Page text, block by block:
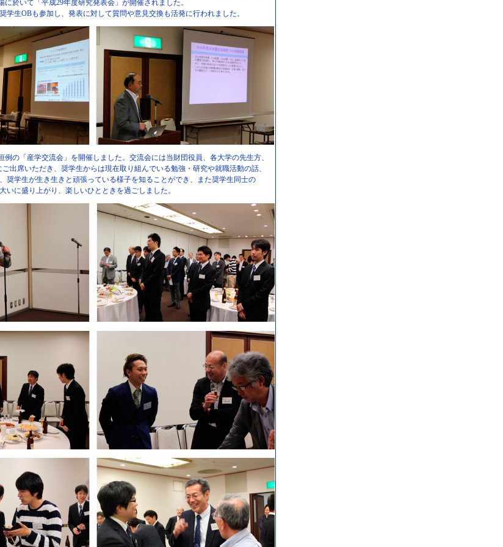
に於いて「平成29年度研究発表会」が開催されました。
生OBも参加し、発表に対して質問や意見交換も活発に行われました。
例の「産学交流会」を開催しました。交流会には当財団役員、各大学の先生方、
出席いただき、奨学生からは現在取り組んでいる勉強・研究や就職活動の話、
奨学生が生き生きと頑張っている様子を知ることができ、また奨学生同士の
に盛り上がり、楽しいひとときを過ごしました。